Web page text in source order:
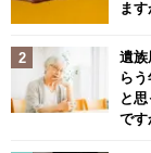
ま
遺族
ら
と
です